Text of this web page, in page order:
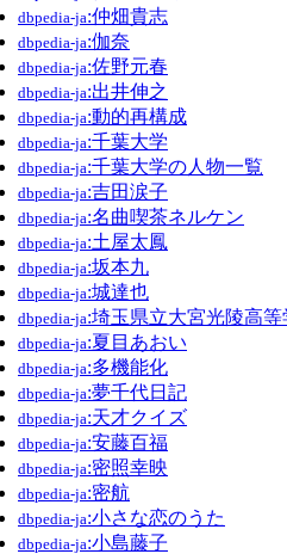
dbpedia-ja:仲畑貴志
dbpedia-ja:伽奈
dbpedia-ja:佐野元春
dbpedia-ja:出井伸之
dbpedia-ja:動的再構成
dbpedia-ja:千葉大学
dbpedia-ja:千葉大学の人物一覧
dbpedia-ja:吉田涙子
dbpedia-ja:名曲喫茶ネルケン
dbpedia-ja:土屋太鳳
dbpedia-ja:坂本九
dbpedia-ja:城達也
dbpedia-ja:埼玉県立大宮光陵高等
dbpedia-ja:夏目あおい
dbpedia-ja:多機能化
dbpedia-ja:夢千代日記
dbpedia-ja:天才クイズ
dbpedia-ja:安藤百福
dbpedia-ja:密照幸映
dbpedia-ja:密航
dbpedia-ja:小さな恋のうた
dbpedia-ja:小島藤子